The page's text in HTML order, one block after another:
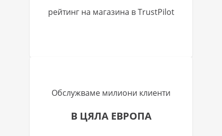
рейтинг на магазина в TrustPilot
Обслужваме милиони клиенти
В ЦЯЛА ЕВРОПА